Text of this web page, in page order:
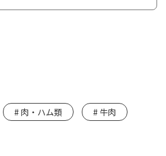
肉・ハム類 牛肉